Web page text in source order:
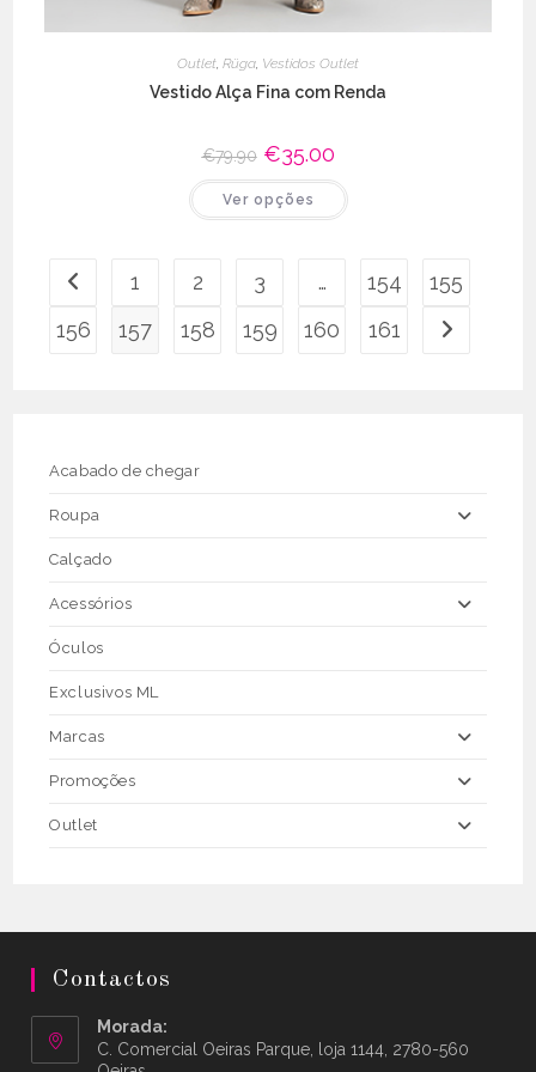
Outlet, Rüga, Vestidos Outlet
Vestido Alça Fina com Renda
€79.90 O
preço
original
era:
€79.90.
€35.00O
atual
€35.00.
Ver opções
product
options
chosen
1 2 3 … 154
155
156
157 158 159 160 161
Acabado de chegar
Roupa
Calçado
Acessórios
Óculos
Exclusivos ML
Marcas
Promoções
Outlet
Contactos
Morada:
C. Comercial Oeiras Parque, loja 1144, 2780-560